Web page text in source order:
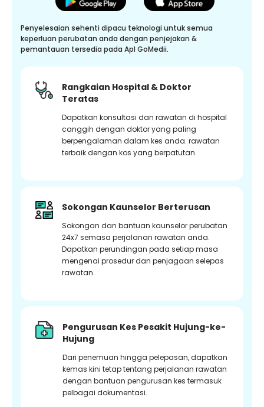
Penyelesaian sehenti dipacu teknologi untuk semua
keperluan perubatan anda dengan penjejakan &
pemantauan tersedia pada Apl GoMedii.
Rangkaian Hospital & Doktor
Teratas
Dapatkan konsultasi dan rawatan di hospital
canggih dengan doktor yang paling
berpengalaman dalam kes anda. rawatan
terbaik dengan kos yang berpatutan.
Sokongan Kaunselor Berterusan
Sokongan dan bantuan kaunselor perubatan
24x7 semasa perjalanan rawatan anda.
Dapatkan perundingan pada setiap masa
mengenai prosedur dan penjagaan selepas
rawatan.
Pengurusan Kes Pesakit Hujung-ke-
Hujung
Dari penemuan hingga pelepasan, dapatkan
kemas kini tetap tentang perjalanan rawatan
dengan bantuan pengurusan kes termasuk
pelbagai dokumentasi.